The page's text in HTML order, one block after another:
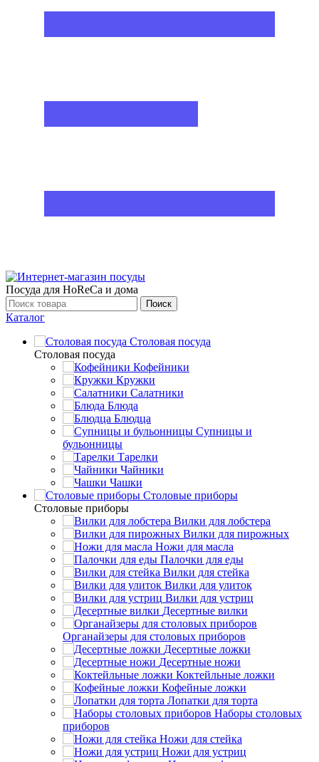
Посуда для HoReCa и дома
Поиск
Каталог
Столовая посуда
Столовая посуда
Кофейники
Кружки
Салатники
Блюда
Блюдца
Супницы и
бульонницы
Тарелки
Чайники
Чашки
Cтоловые приборы
Cтоловые приборы
Вилки для лобстера
Вилки для пирожных
Ножи для масла
Палочки для еды
Вилки для стейка
Вилки для улиток
Вилки для устриц
Десертные вилки
Органайзеры для столовых приборов
Десертные ложки
Десертные ножи
Коктейльные ложки
Кофейные ложки
Лопатки для торта
Наборы столовых
приборов
Ножи для стейка
Ножи для устриц